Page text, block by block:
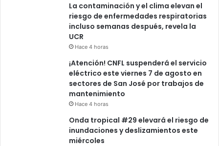
La contaminación y el clima elevan el
riesgo de enfermedades respiratorias
incluso semanas después, revela la
UCR
Hace 4 horas
¡Atención! CNFL suspenderá el servicio
eléctrico este viernes 7 de agosto en
sectores de San José por trabajos de
mantenimiento
Hace 4 horas
Onda tropical #29 elevará el riesgo de
inundaciones y deslizamientos este
miércoles